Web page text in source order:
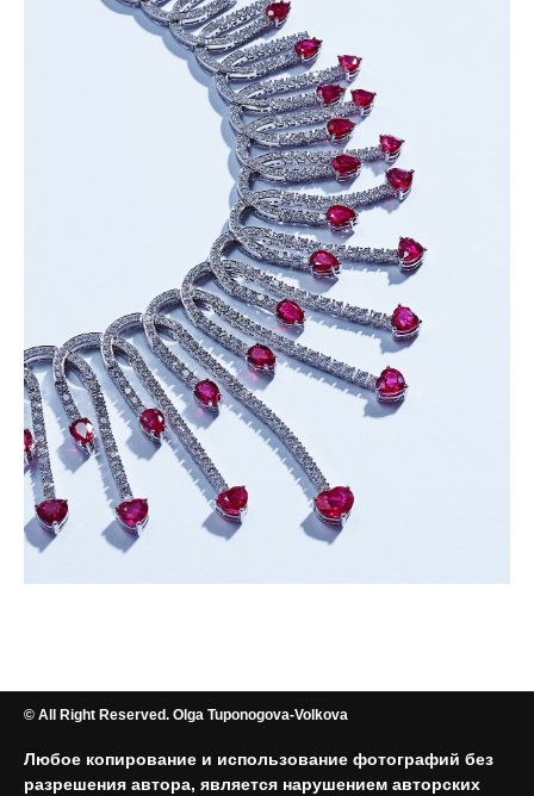
© All Right Reserved. Olga Tuponogova-Volkova
Любое копирование и использование фотографий без
разрешения автора, является нарушением авторских